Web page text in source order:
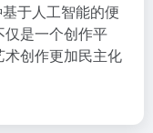
于人工智能的便
是一个创作平
创作更加民主化